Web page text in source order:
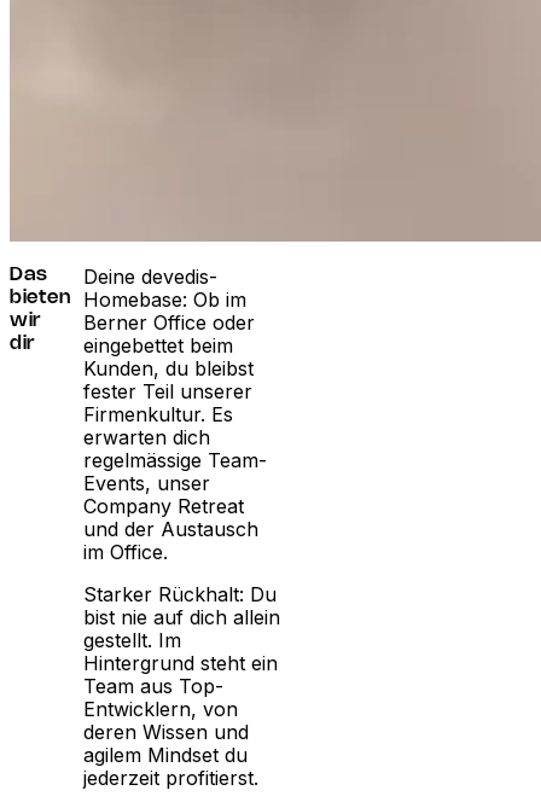
Das
bieten
wir
dir
Deine devedis-
Homebase: Ob im
Berner Office oder
eingebettet beim
Kunden, du bleibst
fester Teil unserer
Firmenkultur. Es
erwarten dich
regelmässige Team-
Events, unser
Company Retreat
und der Austausch
im Office.
Starker Rückhalt: Du
bist nie auf dich allein
gestellt. Im
Hintergrund steht ein
Team aus Top-
Entwicklern, von
deren Wissen und
agilem Mindset du
jederzeit profitierst.